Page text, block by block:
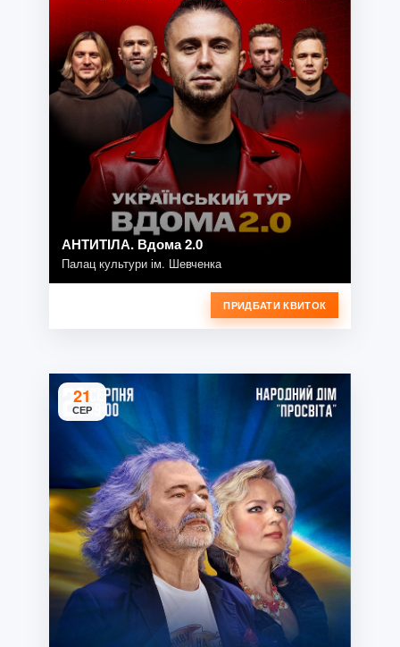
АНТИТІЛА. Вдома 2.0
Палац культури ім. Шевченка
ПРИДБАТИ КВИТОК
21
СЕР